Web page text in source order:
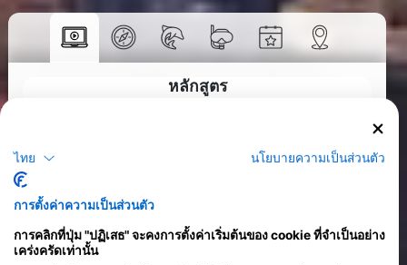
>
หลักสูตร
ไทย นโยบายความเป็นส่วนตัว
การตั้งค่าความเป็นส่วนตัว
การคลิกที่ปุ่ม "ปฏิเสธ" จะคงการตั้งค่าเริ่มต้นของ cookie ที่จำเป็นอย่าง
เคร่งครัดเท่านั้น